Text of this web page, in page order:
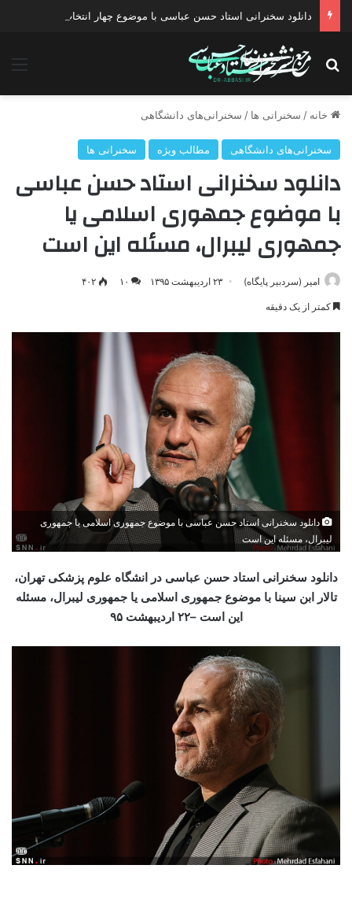
دانلود سخنرانی استاد حسن عباسی با موضوع چهار انتخاب ۱۴۰۰
جستجو برای
خانه / سخنرانی ها / سخنرانی‌های دانشگاهی
سخنرانی‌های دانشگاهی مطالب ویژه سخنرانی ها
دانلود سخنرانی استاد حسن عباسی
با موضوع جمهوری اسلامی‌ یا
جمهوری لیبرال، مسئله این است
امیر (سردبیر پایگاه) ۲۳ اردیبهشت ۱۳۹۵ ۱۰ ۴۰۲
کمتر از یک دقیقه
دانلود سخنرانی استاد حسن عباسی با موضوع جمهوری اسلامی‌ یا جمهوری
لیبرال، مسئله این است
دانلود سخنرانی استاد حسن عباسی در انشگاه علوم پزشکی تهران،
تالار ابن سینا با موضوع جمهوری اسلامی‌ یا جمهوری لیبرال، مسئله
این است –۲۲
اردیبهشت ۹۵